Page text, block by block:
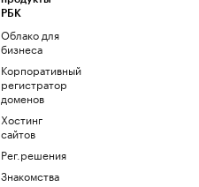
РБК
Облако для
бизнеса
Корпоративный
регистратор
доменов
Хостинг
сайтов
Рег.решения
Знакомства